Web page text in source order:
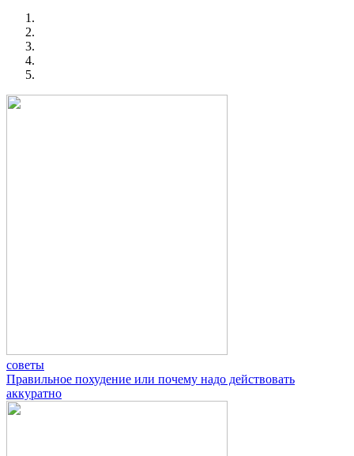
советы
Правильное похудение или почему надо действовать
аккуратно